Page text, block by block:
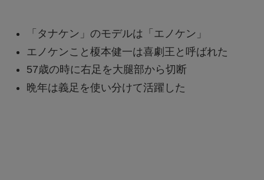
「タナケン」のモデルは「エノケン」
エノケンこと榎本健一は喜劇王と呼ばれた
57歳の時に右足を大腿部から切断
晩年は義足を使い分けて活躍した